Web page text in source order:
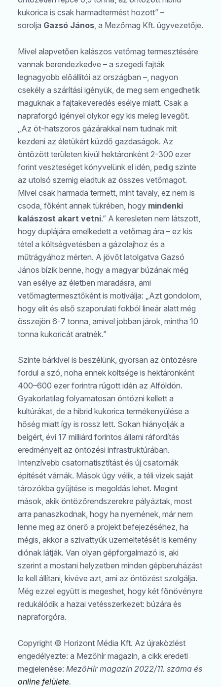
kukorica is csak harmadtermést hozott” –
sorolja Gazsó János, a Mezőmag Kft. ügyvezetője.
Mivel alapvetően kalászos vetőmag termesztésére
vannak berendezkedve – a szegedi fajták
legnagyobb előállítói az országban –, nagyon
csekély a szárítási igényük, de meg sem engedhetik
maguknak a fajtakeveredés esélye miatt. Csak a
napraforgó igényel olykor egy kis meleg levegőt.
„Az öt-hatszoros gázárakkal nem tudnak mit
kezdeni az életükért küzdő gazdaságok. Az
öntözött területen kívül hektáronként 2-300 ezer
forint veszteséget könyvelünk el idén, pedig szinte
az utolsó szemig eladtuk az összes vetőmagot.
Mivel csak harmada termett, mint tavaly, ez nem is
csoda, főként annak tükrében, hogy mindenki
kalászost akart vetni.” A keresleten nem látszott,
hogy duplájára emelkedett a vetőmag ára – ez kis
tétel a költségvetésben a gázolajhoz és a
műtrágyához mérten. A jövőt latolgatva Gazsó
János bízik benne, hogy a magyar búzának még
van esélye az életben maradásra, ami
vetőmagtermesztőként is motiválja: „Azt gondolom,
hogy elit és első szaporulati fokból lineár alatt még
összejön 6-7 tonna, amivel jobban járok, mintha 10
tonna kukoricát aratnék.”
Szinte bárkivel is beszélünk, gyorsan az öntözésre
fordul a szó, noha ennek költsége is hektáronként
400–600 ezer forintra rúgott idén az Alföldön.
Gyakorlatilag folyamatosan öntözni kellett a
kultúrákat, de a hibrid kukorica termékenyülése a
hőség miatt így is rossz lett. Sokan hiányolják a
beígért, évi 17 milliárd forintos állami ráfordítás
eredményeit az öntözési infrastruktúrában.
Intenzívebb csatornatisztítást és új csatornák
építését várnák. Mások úgy vélik, a téli vizek saját
tározókba gyűjtése is megoldás lehet. Megint
mások, akik öntözőrendszerekre pályáztak, most
arra panaszkodnak, hogy ha nyernének, már nem
lenne meg az önerő a projekt befejezéséhez, ha
mégis, akkor a szivattyúk üzemeltetését is kemény
diónak látják. Van olyan gépforgalmazó is, aki
szerint a mostani helyzetben minden gépberuházást
le kell állítani, kivéve azt, ami az öntözést szolgálja.
Még ezzel együtt is megeshet, hogy két főnövényre
redukálódik a hazai vetésszerkezet: búzára és
napraforgóra.
Copyright © Horizont Média Kft. Az újraközlést
engedélyezte: a Mezőhír magazin, a cikk eredeti
megjelenése: MezőHír magazin 2022/11. száma és
online felülete.